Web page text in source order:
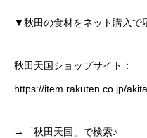
▼秋田の食材をネット購入で
秋田天国ショップサイト：
https://item.rakuten.co.jp/
→「秋田天国」で検索♪